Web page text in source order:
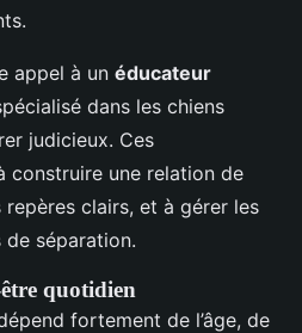
appel à un éducateur
dans les chiens
judicieux. Ces
construire une relation de
clairs, et à gérer les
de séparation.
quotidien
fortement de l’âge, de